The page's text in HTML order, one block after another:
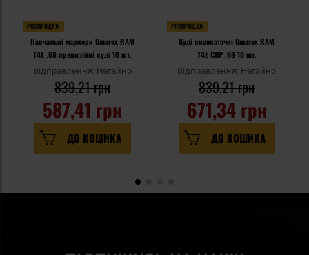
РОЗПРОДАЖ
Навчальні маркери Umarex RAM
T4E .68 прецизійні кулі 10 шт.
Відправлення: Негайно
587,41 грн
839,21 грн
ДО КОШИКА
РОЗПРОДАЖ
Кулі високоточні Umarex RAM
T4E CBP .68 10 шт.
Відправлення: Негайно
671,34 грн
839,21 грн
ДО КОШИКА